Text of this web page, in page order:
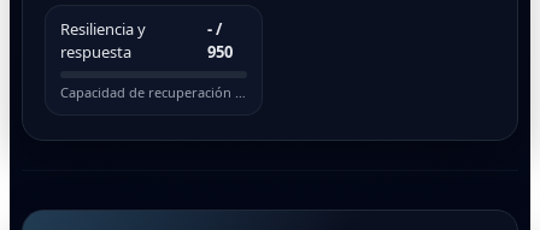
Resiliencia y
respuesta
-/
950
Capacidad de recuperación ante incidentes